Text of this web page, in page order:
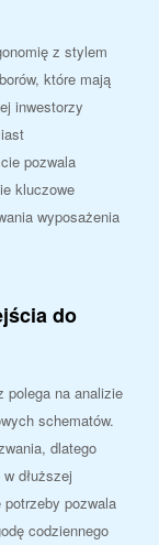
z stylem
które mają
inwestorzy
pozwala
kluczowe
wyposażenia
do
polega na analizie
schematów.
dlatego
dłuższej
pozwala
codziennego